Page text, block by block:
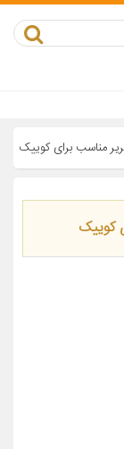
مناسب برای کوییک
کوییک